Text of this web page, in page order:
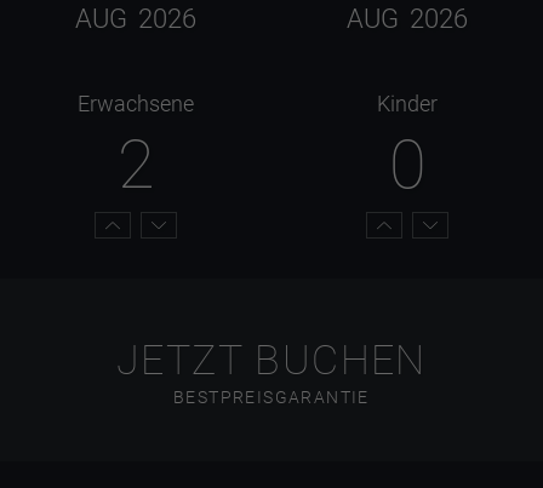
AUG 2026 AUG 2026
Erwachsene
2
Kinder
0
JETZT BUCHEN
BESTPREISGARANTIE